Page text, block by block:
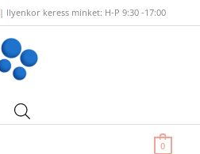
| Ilyenkor keress minket: H-P 9:30 -17:00
0